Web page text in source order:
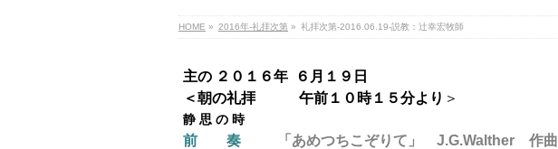
HOME » 2016年-礼拝次第 » 礼拝次第-2016.06.19-説教：辻幸宏牧師
主の ２０１６年 ６月１９日
＜朝の礼拝 午前１０時１５分より ＞
静 思 の 時
前 奏
「あめつちこぞりて」 J.G.Walther 作曲